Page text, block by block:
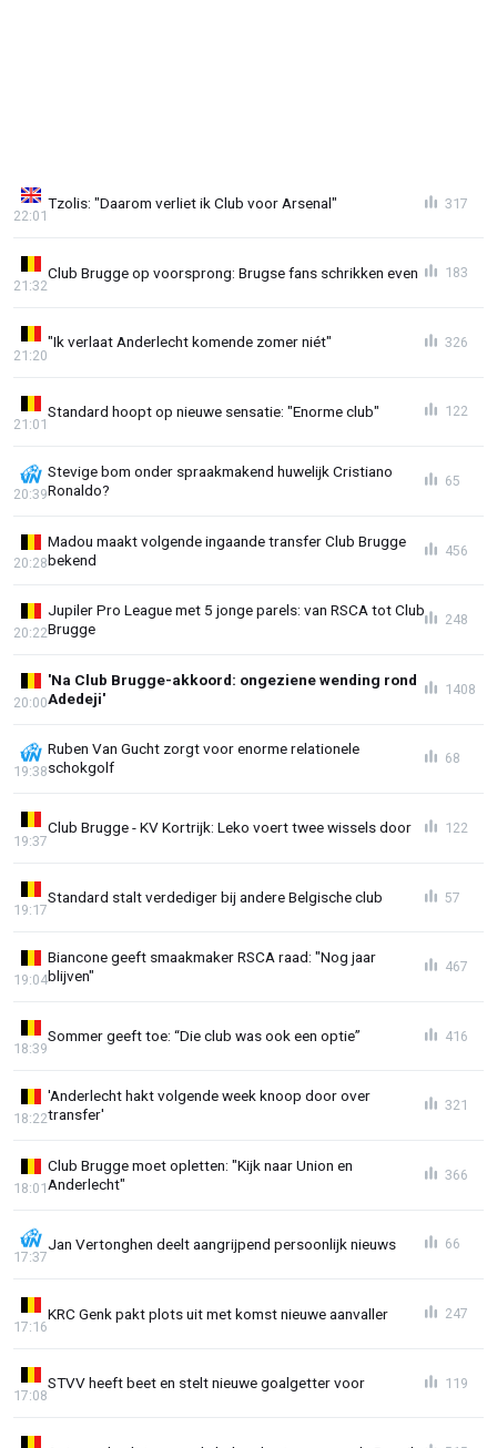
Tzolis: "Daarom verliet ik Club voor Arsenal"
22:01
317
Club Brugge op voorsprong: Brugse fans schrikken even
21:32
183
"Ik verlaat Anderlecht komende zomer niét"
21:20
326
Standard hoopt op nieuwe sensatie: "Enorme club"
21:01
122
Stevige bom onder spraakmakend huwelijk Cristiano
Ronaldo?
20:39
65
Madou maakt volgende ingaande transfer Club Brugge
bekend
20:28
456
Jupiler Pro League met 5 jonge parels: van RSCA tot Club
Brugge
20:22
248
'Na Club Brugge-akkoord: ongeziene wending rond
Adedeji'
20:00
1408
Ruben Van Gucht zorgt voor enorme relationele
schokgolf
19:38
68
Club Brugge - KV Kortrijk: Leko voert twee wissels door
19:37
122
Standard stalt verdediger bij andere Belgische club
19:17
57
Biancone geeft smaakmaker RSCA raad: "Nog jaar
blijven"
19:04
467
Sommer geeft toe: “Die club was ook een optie”
18:39
416
'Anderlecht hakt volgende week knoop door over
transfer'
18:22
321
Club Brugge moet opletten: "Kijk naar Union en
Anderlecht"
18:01
366
Jan Vertonghen deelt aangrijpend persoonlijk nieuws
17:37
66
KRC Genk pakt plots uit met komst nieuwe aanvaller
17:16
247
STVV heeft beet en stelt nieuwe goalgetter voor
17:08
119